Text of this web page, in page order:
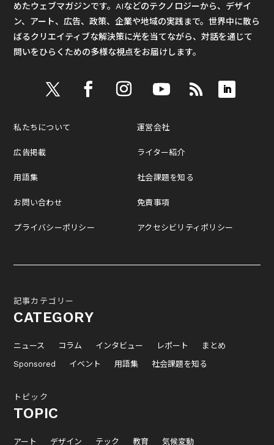
めたウェブマガジンです。AIなどのテクノロジーから、デザイ
ン、アート、広告、政策、企業や地域の実践まで。世界中に散ら
ばるクリエイティブな解決策に光を当てながら、対話を通じて
問いをひらくための多様な視点をお届けします。
私たちについて
広告掲載
用語集
お問い合わせ
プライバシーポリシー
運営会社
ライター紹介
社会課題を知る
免責事項
アクセシビリティポリシー
記事カテゴリー
CATEGORY
ニュース コラム インタビュー レポート
まとめ
Sponsored
イベント 用語集 社会課題を知る
トピック
TOPIC
アート デザイン テック 教育 気候変動